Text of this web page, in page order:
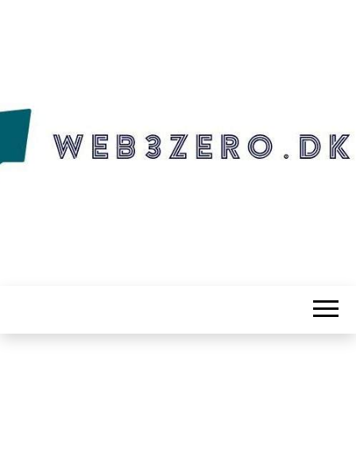
WEB3ZERO.DK
Web3zero.dk